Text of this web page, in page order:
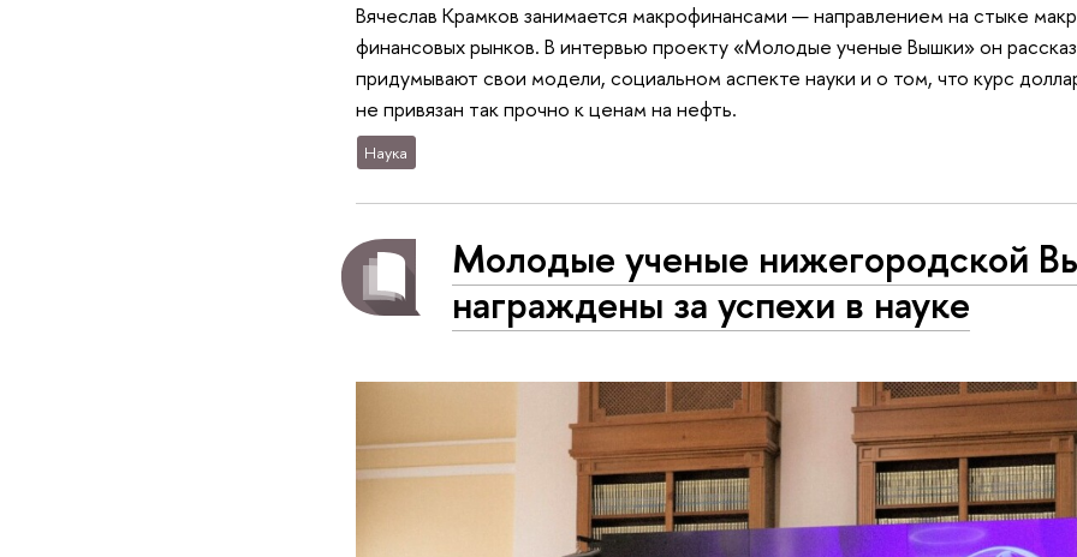
Вячеслав Крамков занимается макрофинансами — направлением на стыке
финансовых рынков. В интервью проекту «Молодые ученые Вышки» он
придумывают свои модели, социальном аспекте науки и о том, что курс
не привязан так прочно к ценам на нефть.
Наука
Молодые ученые нижегородской
награждены за успехи в науке